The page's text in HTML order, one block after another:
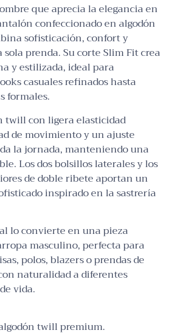
que aprecia la elegancia en
confeccionado en algodón
sofisticación, confort y
prenda. Su corte Slim Fit crea
y estilizada, ideal para
casuales refinados hasta
formales.
twill con ligera elasticidad
de movimiento y un ajuste
la jornada, manteniendo una
Los dos bolsillos laterales y los
de doble ribete aportan un
inspirado en la sastrería
lo convierte en una pieza
masculino, perfecta para
polos, blazers o prendas de
naturalidad a diferentes
vida.
twill premium.